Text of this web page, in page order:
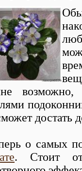
достать
о самых
. Стоит